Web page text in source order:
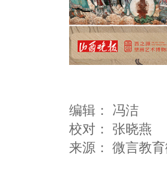
编辑： 冯洁
校对： 张晓燕